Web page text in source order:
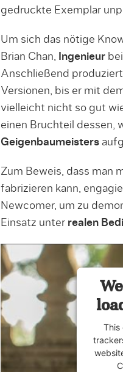
gedruckte Exemplar
Um sich das nötige
Brian Chan,
Ingenieurbei
Anschließend
Versionen, bis er mit
vielleicht nicht so gut
einen Bruchteil dessen,
Geigenbaumeisters
Zum Beweis, dass man
fabrizieren kann,
Newcomer, um zu
Einsatz unter realen
This